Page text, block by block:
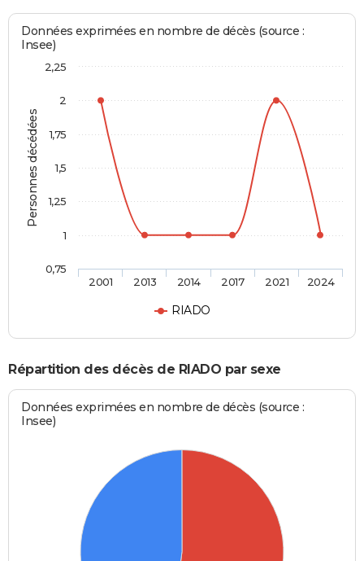
Personnes décédées
Données exprimées en nombre de décès (source :
Insee)
RIADO
2001 2013 2014 2017 2021 2024
0,75
1
1,25
1,5
1,75
2
2,25
Répartition des décès de RIADO par sexe
Données exprimées en nombre de décès (source :
Insee)